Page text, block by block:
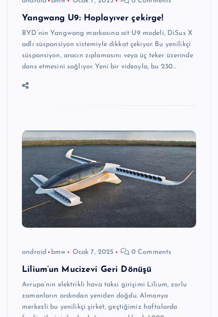
Yangwang U9: Hoplayıver çekirge!
BYD’nin Yangwang markasına ait U9 modeli, DiSus X
adlı süspansiyon sistemiyle dikkat çekiyor. Bu yenilikçi
süspansiyon, aracın zıplamasını veya üç teker üzerinde
dans etmesini sağlıyor. Yeni bir videoyla, bu 230…
android bmw Ocak 7, 2025 0 Comments
Lilium’un Mucizevi Geri Dönüşü
Avrupa’nın elektrikli hava taksi girişimi Lilium, zorlu
zamanların ardından yeniden doğdu. Almanya
merkezli bu yenilikçi şirket, geçtiğimiz haftalarda